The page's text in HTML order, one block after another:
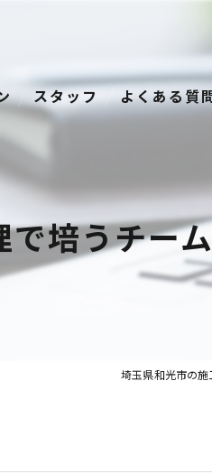
スタッフ よくある質
で培うチー
埼玉県和光市の